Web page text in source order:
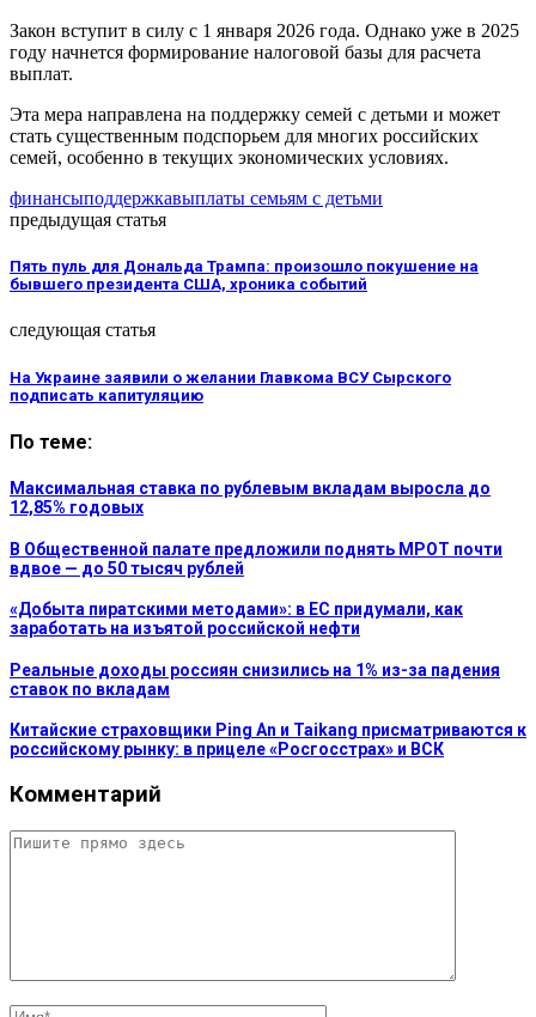
Закон вступит в силу с 1 января 2026 года. Однако уже в 2025
году начнется формирование налоговой базы для расчета
выплат.
Эта мера направлена на поддержку семей с детьми и может
стать существенным подспорьем для многих российских
семей, особенно в текущих экономических условиях.
финансыподдержкавыплаты семьям с детьми
предыдущая статья
Пять пуль для Дональда Трампа: произошло покушение на
бывшего президента США, хроника событий
следующая статья
На Украине заявили о желании Главкома ВСУ Сырского
подписать капитуляцию
По теме:
Максимальная ставка по рублевым вкладам выросла до
12,85% годовых
В Общественной палате предложили поднять МРОТ почти
вдвое — до 50 тысяч рублей
«Добыта пиратскими методами»: в ЕС придумали, как
заработать на изъятой российской нефти
Реальные доходы россиян снизились на 1% из-за падения
ставок по вкладам
Китайские страховщики Ping An и Taikang присматриваются к
российскому рынку: в прицеле «Росгосстрах» и ВСК
Комментарий